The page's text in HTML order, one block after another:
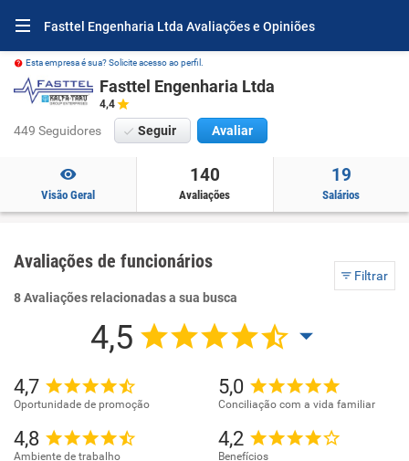
Fasttel Engenharia Ltda Avaliações e Opiniões
Esta empresa é sua? Solicite acesso ao perfil.
Fasttel Engenharia Ltda
4,4
449 Seguidores Seguir Avaliar
Visão Geral
140
Avaliações
19
Salários
Avaliações de funcionários
Filtrar
8 Avaliações relacionadas a sua busca
4,5
4,7
Oportunidade de promoção
5,0
Conciliação com a vida familiar
4,8
Ambiente de trabalho
4,2
Benefícios